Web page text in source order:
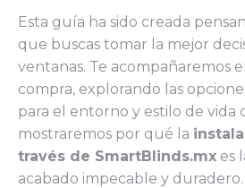
Esta guía ha sido creada
que buscas tomar la mejor
ventanas. Te acompañaremos
compra, explorando las
para el entorno y estilo de vida
mostraremos por qué la
través de SmartBlinds.mx es
acabado impecable y